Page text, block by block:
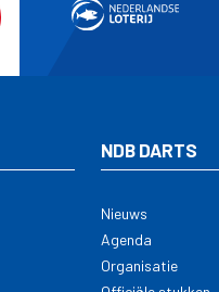
NDB DARTS
Nieuws
Agenda
Organisatie